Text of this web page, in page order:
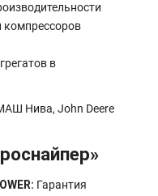
компрессоров
в
Нива, John Deere
Гарантия